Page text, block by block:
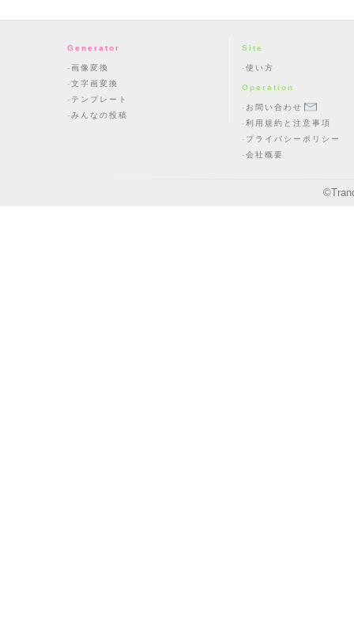
Generator
画像変換
文字画変換
テンプレート
みんなの投稿
Site
使い方
Operation
お問い合わせ
利用規約と注意事項
プライバシーポリシー
会社概要
©